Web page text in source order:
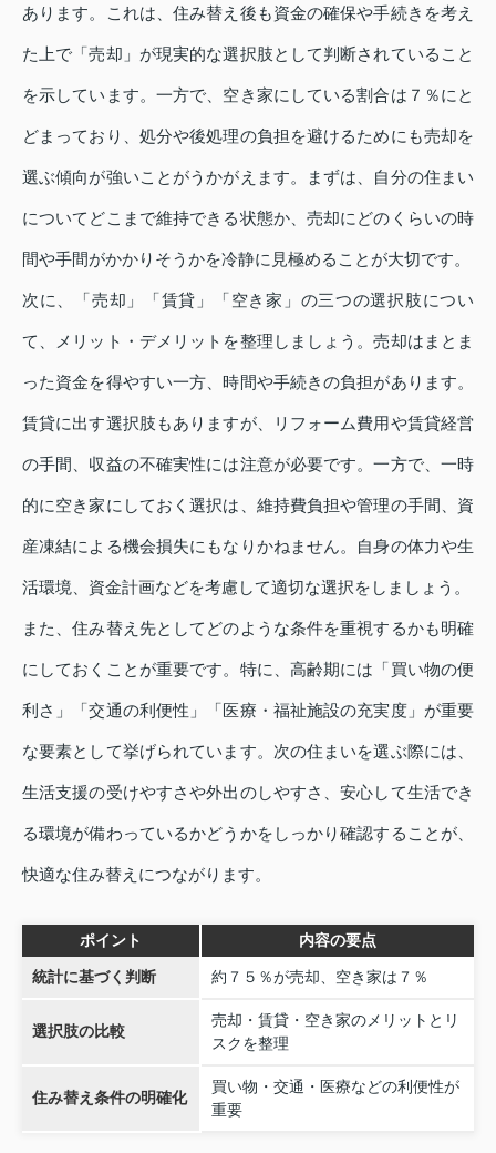
あります。これは、住み替え後も資金の確保や手続きを考え
た上で「売却」が現実的な選択肢として判断されていること
を示しています。一方で、空き家にしている割合は７％にと
どまっており、処分や後処理の負担を避けるためにも売却を
選ぶ傾向が強いことがうかがえます。まずは、自分の住まい
についてどこまで維持できる状態か、売却にどのくらいの時
間や手間がかかりそうかを冷静に見極めることが大切です。
次に、「売却」「賃貸」「空き家」の三つの選択肢につい
て、メリット・デメリットを整理しましょう。売却はまとま
った資金を得やすい一方、時間や手続きの負担があります。
賃貸に出す選択肢もありますが、リフォーム費用や賃貸経営
の手間、収益の不確実性には注意が必要です。一方で、一時
的に空き家にしておく選択は、維持費負担や管理の手間、資
産凍結による機会損失にもなりかねません。自身の体力や生
活環境、資金計画などを考慮して適切な選択をしましょう。
また、住み替え先としてどのような条件を重視するかも明確
にしておくことが重要です。特に、高齢期には「買い物の便
利さ」「交通の利便性」「医療・福祉施設の充実度」が重要
な要素として挙げられています。次の住まいを選ぶ際には、
生活支援の受けやすさや外出のしやすさ、安心して生活でき
る環境が備わっているかどうかをしっかり確認することが、
快適な住み替えにつながります。
ポイント 内容の要点
統計に基づく判断 約７５％が売却、空き家は７％
選択肢の比較
売却・賃貸・空き家のメリットとリ
スクを整理
住み替え条件の明確化
買い物・交通・医療などの利便性が
重要